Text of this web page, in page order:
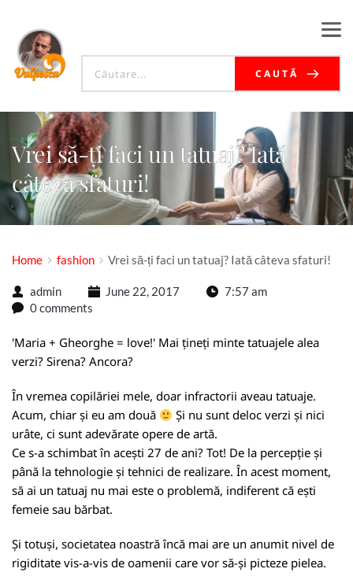
CAUTĂ
Vrei să-ți faci un tatuaj? Iată
câteva sfaturi!
Home fashion Vrei să-ți faci un tatuaj? Iată câteva sfaturi!
admin June 22, 2017
7:57 am
0 comments
'Maria + Gheorghe = love!' Mai țineți minte tatuajele alea
verzi? Sirena? Ancora?
În vremea copilăriei mele, doar infractorii aveau tatuaje.
Acum, chiar și eu am două
Și nu sunt deloc verzi și nici
urâte, ci sunt adevărate opere de artă.
Ce s-a schimbat în acești 27 de ani? Tot! De la percepție și
până la tehnologie și tehnici de realizare. În acest moment,
să ai un tatuaj nu mai este o problemă, indiferent că ești
femeie sau bărbat.
Și totuși, societatea noastră încă mai are un anumit nivel de
rigiditate vis-a-vis de oamenii care vor să-și picteze pielea.